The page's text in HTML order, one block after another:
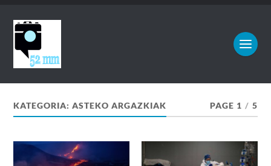
KATEGORIA:ASTEKO ARGAZKIAK PAGE 1 / 5